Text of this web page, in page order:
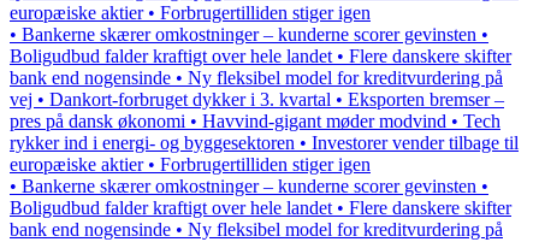
europæiske aktier • Forbrugertilliden stiger igen
• Bankerne skærer omkostninger – kunderne scorer gevinsten •
Boligudbud falder kraftigt over hele landet • Flere danskere skifter
bank end nogensinde • Ny fleksibel model for kreditvurdering på
vej • Dankort-forbruget dykker i 3. kvartal • Eksporten bremser –
pres på dansk økonomi • Havvind-gigant møder modvind • Tech
rykker ind i energi- og byggesektoren • Investorer vender tilbage til
europæiske aktier • Forbrugertilliden stiger igen
• Bankerne skærer omkostninger – kunderne scorer gevinsten •
Boligudbud falder kraftigt over hele landet • Flere danskere skifter
bank end nogensinde • Ny fleksibel model for kreditvurdering på